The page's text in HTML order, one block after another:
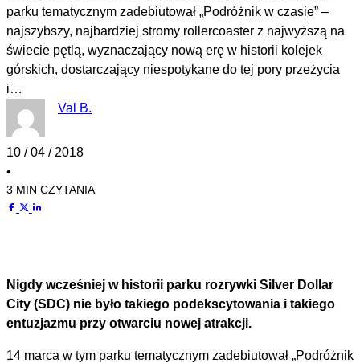
parku tematycznym zadebiutował „Podróżnik w czasie” –
najszybszy, najbardziej stromy rollercoaster z najwyższą na
świecie pętlą, wyznaczający nową erę w historii kolejek
górskich, dostarczający niespotykane do tej pory przeżycia
i…
Val B.
10 / 04 / 2018
•
3 MIN CZYTANIA
Nigdy wcześniej w historii parku rozrywki Silver Dollar
City (SDC) nie było takiego podekscytowania i takiego
entuzjazmu przy otwarciu nowej atrakcji.
14 marca w tym parku tematycznym zadebiutował „Podróżnik